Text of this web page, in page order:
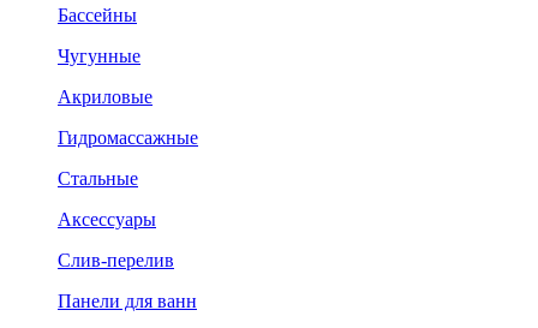
Бассейны
Чугунные
Акриловые
Гидромассажные
Стальные
Аксессуары
Слив-перелив
Панели для ванн